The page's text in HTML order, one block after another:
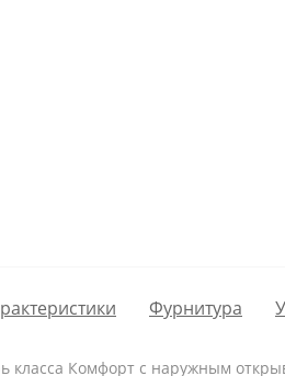
Фурнитура
класса Комфорт с наружным